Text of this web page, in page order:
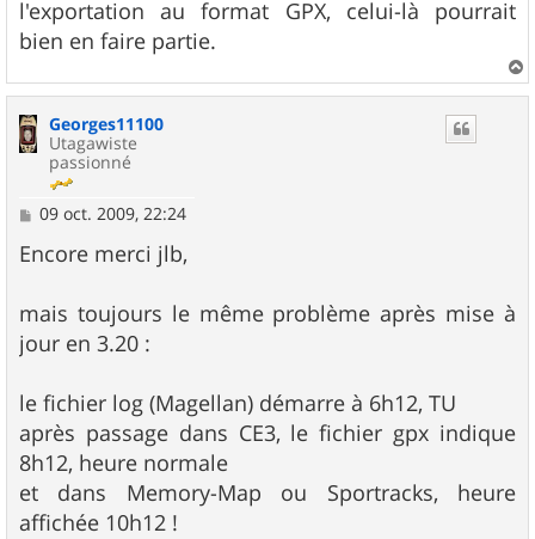
l'exportation au format GPX, celui-là pourrait
bien en faire partie.
a
Georges11100
Utagawiste
passionné
M
s
s
g
e
09 oct. 2009, 22:24
Encore merci jlb,
mais toujours le même problème après mise à
jour en 3.20 :
le fichier log (Magellan) démarre à 6h12, TU
après passage dans CE3, le fichier gpx indique
8h12, heure normale
et dans Memory-Map ou Sportracks, heure
affichée 10h12 !